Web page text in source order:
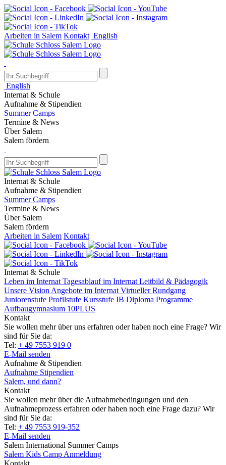
Arbeiten in Salem Kontakt English
English
Internat & Schule
Aufnahme & Stipendien
Summer Camps
Termine & News
Über Salem
Salem fördern
Internat & Schule
Aufnahme & Stipendien
Summer Camps
Termine & News
Über Salem
Salem fördern
Arbeiten in Salem Kontakt
Internat & Schule
Leben im Internat Tagesablauf im Internat Leitbild & Pädagogik
Unsere Vision Angebote im Internat Virtueller Rundgang
Juniorenstufe Profilstufe Kursstufe IB Diploma Programme
Aufbaugymnasium 10PLUS
Kontakt
Sie wollen mehr über uns erfahren oder haben noch eine Frage? Wir
sind für Sie da:
Tel: + 49 7553 919 0
E-Mail senden
Aufnahme & Stipendien
Aufnahme Stipendien
Salem, und dann?
Kontakt
Sie wollen mehr über die Aufnahmebedingungen und den
Aufnahmeprozess erfahren oder haben noch eine Frage dazu? Wir
sind für Sie da:
Tel: + 49 7553 919-352
E-Mail senden
Salem International Summer Camps
Salem Kids Camp Anmeldung
Kontakt